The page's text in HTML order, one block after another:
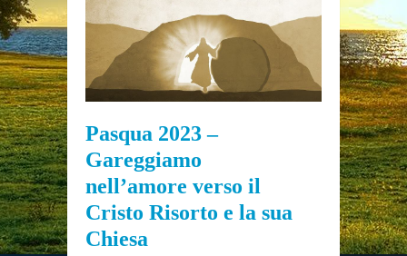
Pasqua 2023 –
Gareggiamo
nell’amore verso il
Cristo Risorto e la sua
Chiesa